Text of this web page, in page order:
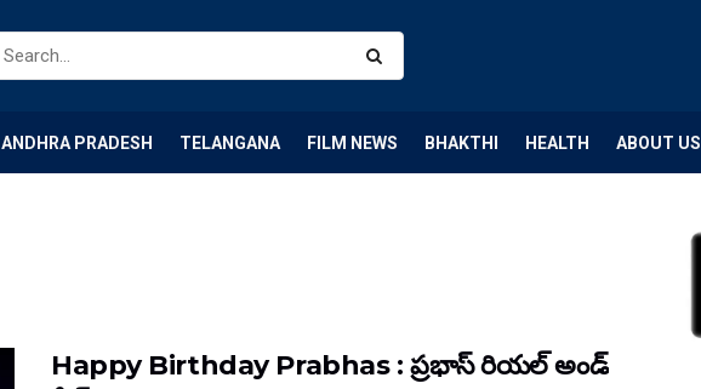
ANDHRA PRADESH TELANGANA FILM NEWS BHAKTHI HEALTH ABOUT US
Happy Birthday Prabhas : ప్రభాస్‌ రియల్‌ అండ్‌